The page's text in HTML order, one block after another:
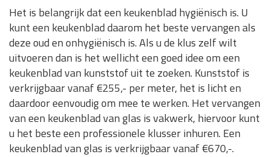
Het is belangrijk dat een keukenblad hygiënisch is. U
kunt een keukenblad daarom het beste vervangen als
deze oud en onhygiënisch is. Als u de klus zelf wilt
uitvoeren dan is het wellicht een goed idee om een
keukenblad van kunststof uit te zoeken. Kunststof is
verkrijgbaar vanaf €255,- per meter, het is licht en
daardoor eenvoudig om mee te werken. Het vervangen
van een keukenblad van glas is vakwerk, hiervoor kunt
u het beste een professionele klusser inhuren. Een
keukenblad van glas is verkrijgbaar vanaf €670,-.